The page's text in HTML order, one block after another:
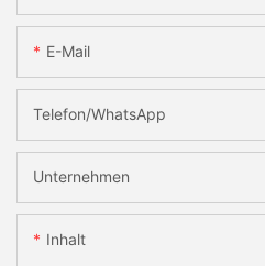
E-Mail
Telefon/WhatsApp
Unternehmen
Inhalt